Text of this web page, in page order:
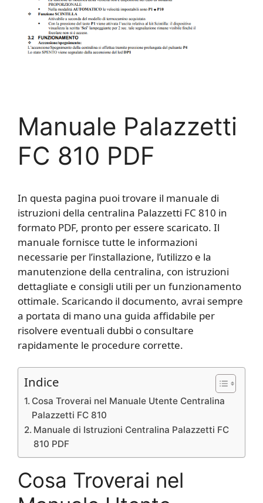
Manuale Palazzetti
FC 810 PDF
In questa pagina puoi trovare il manuale di
istruzioni della centralina Palazzetti FC 810 in
formato PDF, pronto per essere scaricato. Il
manuale fornisce tutte le informazioni
necessarie per l’installazione, l’utilizzo e la
manutenzione della centralina, con istruzioni
dettagliate e consigli utili per un funzionamento
ottimale. Scaricando il documento, avrai sempre
a portata di mano una guida affidabile per
risolvere eventuali dubbi o consultare
rapidamente le procedure corrette.
Indice
Cosa Troverai nel Manuale Utente Centralina
Palazzetti FC 810
Manuale di Istruzioni Centralina Palazzetti FC
810 PDF
Cosa Troverai nel